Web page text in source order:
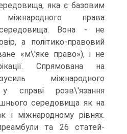
яка є базовим
права
середовища. Вона - не
а політико-правовий
«м\'яке право»), і не
Спрямована на
міжнародного
у справі розв\'язання
середовища як на
і міжнародному рівнях.
та 26 статей-